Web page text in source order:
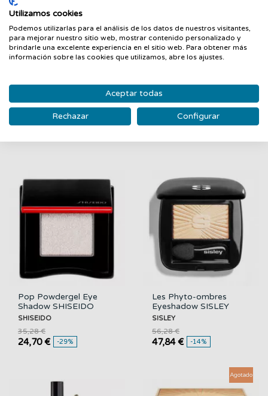
Ombre éclat Liquide
SISLEY
Eye Tint Renovation
sombra de Ojos...
ARMANI
Pop Powdergel Eye
Shadow SHISEIDO
SHISEIDO
24,70 €
35,28 €
-29%
Les Phyto-ombres
Eyeshadow SISLEY
SISLEY
47,84 €
56,28 €
-14%
Agotado
Utilizamos cookies
Podemos utilizarlas para el análisis de los datos de nuestros visitantes,
para mejorar nuestro sitio web, mostrar contenido personalizado y
brindarle una excelente experiencia en el sitio web. Para obtener más
información sobre las cookies que utilizamos, abre los ajustes.
Aceptar todas
Rechazar Configurar